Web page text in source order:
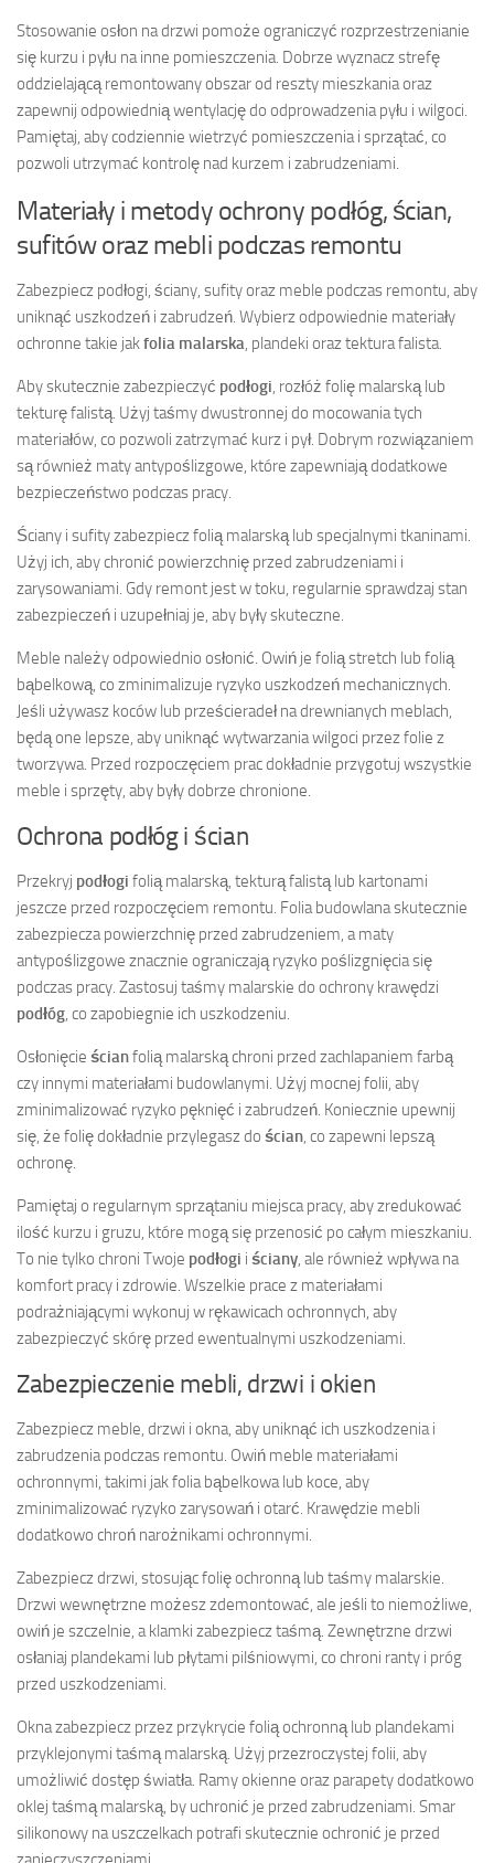
Stosowanie osłon na drzwi pomoże ograniczyć rozprzestrzenianie
się kurzu i pyłu na inne pomieszczenia. Dobrze wyznacz strefę
oddzielającą remontowany obszar od reszty mieszkania oraz
zapewnij odpowiednią wentylację do odprowadzenia pyłu i wilgoci.
Pamiętaj, aby codziennie wietrzyć pomieszczenia i sprzątać, co
pozwoli utrzymać kontrolę nad kurzem i zabrudzeniami.
Materiały i metody ochrony podłóg, ścian,
sufitów oraz mebli podczas remontu
Zabezpiecz podłogi, ściany, sufity oraz meble podczas remontu, aby
uniknąć uszkodzeń i zabrudzeń. Wybierz odpowiednie materiały
ochronne takie jakfolia malarska , plandeki oraz tektura falista.
Aby skutecznie zabezpieczyć podłogi , rozłóż folię malarską lub
tekturę falistą. Użyj taśmy dwustronnej do mocowania tych
materiałów, co pozwoli zatrzymać kurz i pył. Dobrym rozwiązaniem
są również maty antypoślizgowe, które zapewniają dodatkowe
bezpieczeństwo podczas pracy.
Ściany i sufity zabezpiecz folią malarską lub specjalnymi tkaninami.
Użyj ich, aby chronić powierzchnię przed zabrudzeniami i
zarysowaniami. Gdy remont jest w toku, regularnie sprawdzaj stan
zabezpieczeń i uzupełniaj je, aby były skuteczne.
Meble należy odpowiednio osłonić. Owiń je folią stretch lub folią
bąbelkową, co zminimalizuje ryzyko uszkodzeń mechanicznych.
Jeśli używasz koców lub prześcieradeł na drewnianych meblach,
będą one lepsze, aby uniknąć wytwarzania wilgoci przez folie z
tworzywa. Przed rozpoczęciem prac dokładnie przygotuj wszystkie
meble i sprzęty, aby były dobrze chronione.
Ochrona podłóg i ścian
Przekryj podłogi folią malarską, tekturą falistą lub kartonami
jeszcze przed rozpoczęciem remontu. Folia budowlana skutecznie
zabezpiecza powierzchnię przed zabrudzeniem, a maty
antypoślizgowe znacznie ograniczają ryzyko poślizgnięcia się
podczas pracy. Zastosuj taśmy malarskie do ochrony krawędzi
podłóg , co zapobiegnie ich uszkodzeniu.
Osłonięcie ścianfolią malarską chroni przed zachlapaniem farbą
czy innymi materiałami budowlanymi. Użyj mocnej folii, aby
zminimalizować ryzyko pęknięć i zabrudzeń. Koniecznie upewnij
się, że folię dokładnie przylegasz do ścian , co zapewni lepszą
ochronę.
Pamiętaj o regularnym sprzątaniu miejsca pracy, aby zredukować
ilość kurzu i gruzu, które mogą się przenosić po całym mieszkaniu.
To nie tylko chroni Twoje podłogi i ściany , ale również wpływa na
komfort pracy i zdrowie. Wszelkie prace z materiałami
podrażniającymi wykonuj w rękawicach ochronnych, aby
zabezpieczyć skórę przed ewentualnymi uszkodzeniami.
Zabezpieczenie mebli, drzwi i okien
Zabezpiecz meble, drzwi i okna, aby uniknąć ich uszkodzenia i
zabrudzenia podczas remontu. Owiń meble materiałami
ochronnymi, takimi jak folia bąbelkowa lub koce, aby
zminimalizować ryzyko zarysowań i otarć. Krawędzie mebli
dodatkowo chroń narożnikami ochronnymi.
Zabezpiecz drzwi, stosując folię ochronną lub taśmy malarskie.
Drzwi wewnętrzne możesz zdemontować, ale jeśli to niemożliwe,
owiń je szczelnie, a klamki zabezpiecz taśmą. Zewnętrzne drzwi
osłaniaj plandekami lub płytami pilśniowymi, co chroni ranty i próg
przed uszkodzeniami.
Okna zabezpiecz przez przykrycie folią ochronną lub plandekami
przyklejonymi taśmą malarską. Użyj przezroczystej folii, aby
umożliwić dostęp światła. Ramy okienne oraz parapety dodatkowo
oklej taśmą malarską, by uchronić je przed zabrudzeniami. Smar
silikonowy na uszczelkach potrafi skutecznie ochronić je przed